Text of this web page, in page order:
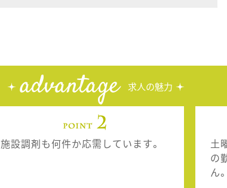
advantage 求人の魅力
施設調剤も何件か応需しています。
土
の
ん。